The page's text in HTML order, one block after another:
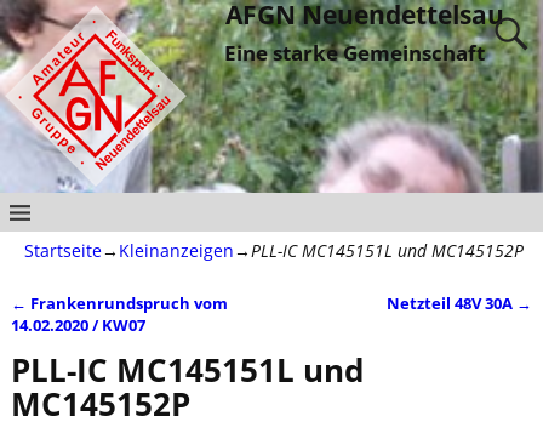
AFGN Neuendettelsau
Eine starke Gemeinschaft
Startseite→ Kleinanzeigen→PLL-IC MC145151L und MC145152P
Artikelnavigation
← Frankenrundspruch vom
14.02.2020 / KW07
Netzteil 48V 30A →
PLL-IC MC145151L und
MC145152P